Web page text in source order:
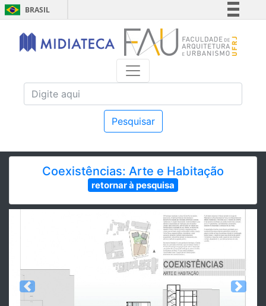
BRASIL
Simplifique!
Comunica BR
Acesso à informação
Pesquisar
Coexistências: Arte e Habitação
retornar à pesquisa
Previous Next